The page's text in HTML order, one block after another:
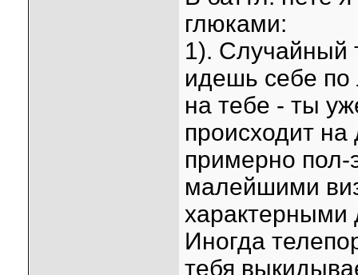
глюками:
1). Случайный
идешь себе по
на тебе - ты
происходит на
примерно пол-
малейшими
характерными
Иногда
тебя